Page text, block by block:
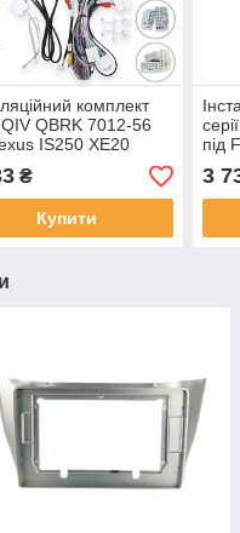
комплект
QIV QBRK 7012-56
IS250 XE20
2013 (K1) 9 дюймів
₴
Купити
під
3